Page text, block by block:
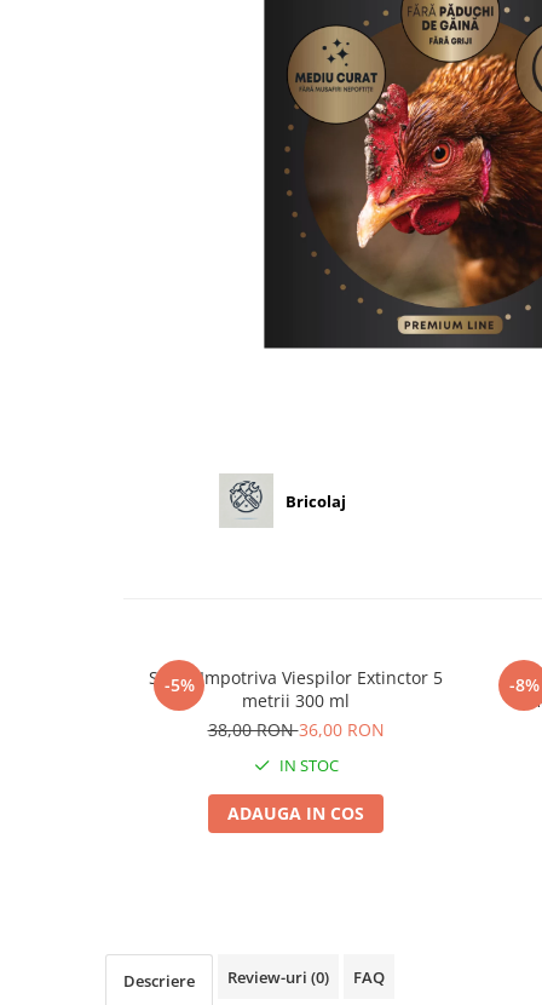
Seminte dovlecel / dovleac
Seminte pentru germinare
Bricolaj
-5%
Spray Impotriva Viespilor Extinctor 5
metrii 300 ml
38,00 RON36,00 RON
IN STOC
ADAUGA IN COS
-8%
Descriere Review-uri (0) FAQ